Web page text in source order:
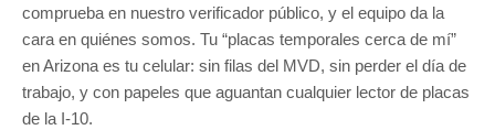
comprueba en nuestro verificador público, y el equipo da la
cara en quiénes somos. Tu “placas temporales cerca de mí”
en Arizona es tu celular: sin filas del MVD, sin perder el día de
trabajo, y con papeles que aguantan cualquier lector de placas
de la I-10.